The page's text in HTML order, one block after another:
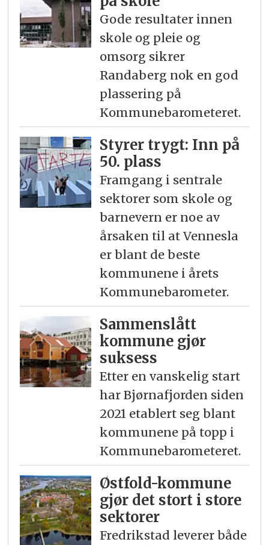
Gode resultater innen
skole og pleie og
omsorg sikrer
Randaberg nok en god
plassering på
Kommunebarometeret.
Styrer trygt: Inn på
50. plass
Framgang i sentrale
sektorer som skole og
barnevern er noe av
årsaken til at Vennesla
er blant de beste
kommunene i årets
Kommunebarometer.
Sammenslått
kommune gjør
suksess
Etter en vanskelig start
har Bjørnafjorden siden
2021 etablert seg blant
kommunene på topp i
Kommunebarometeret.
Østfold-kommune
gjør det stort i store
sektorer
Fredrikstad leverer både